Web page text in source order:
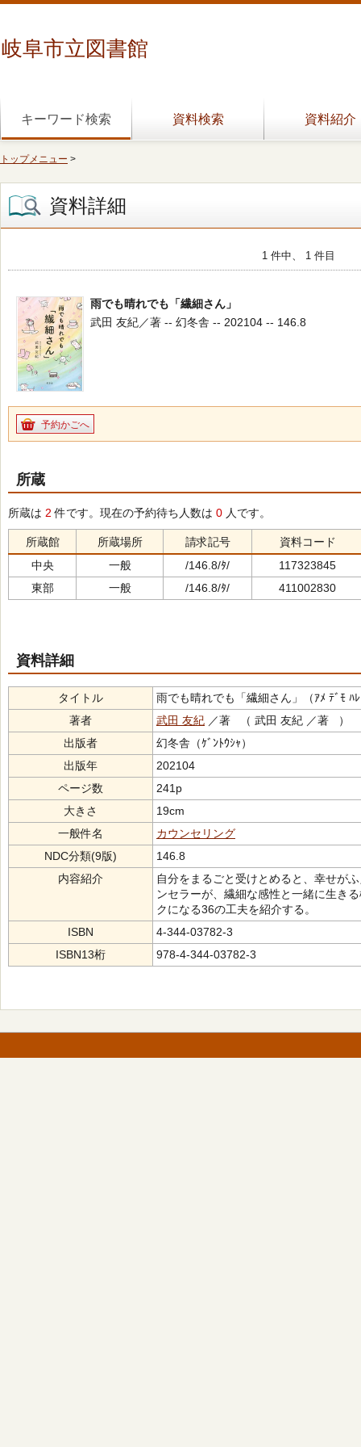
岐阜市立図書館
キーワード検索 資料検索 資料紹介
トップメニュー >
資料詳細
1 件中、 1 件目
雨でも晴れでも「繊細さん」
武田 友紀／著 -- 幻冬舎 -- 202104 -- 146.8
予約かごへ
所蔵
所蔵は 2 件です。現在の予約待ち人数は 0 人です。
所蔵館 所蔵場所 請求記号
資料コード
中央
一般 /146.8/ﾀ/
117323845
東部
一般 /146.8/ﾀ/ 411002830
資料詳細
タイトル
雨でも晴れでも「繊細さん」（ｱﾒ ﾃﾞﾓ ﾊﾚ
著者
武田 友紀 ／著 （ 武田 友紀 ／著 ）
出版者
幻冬舎（ｹﾞﾝﾄｳｼｬ）
出版年
202104
ページ数
241p
大きさ
19cm
一般件名
カウンセリング
NDC分類(9版)
146.8
内容紹介
自分をまるごと受けとめると、幸せが
ンセラーが、繊細な感性と一緒に生き
クになる36の工夫を紹介する。
ISBN
4-344-03782-3
ISBN13桁
978-4-344-03782-3